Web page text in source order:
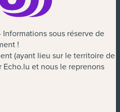
sous réserve de
!
(ayant lieu sur le territoire de
et nous le reprenons